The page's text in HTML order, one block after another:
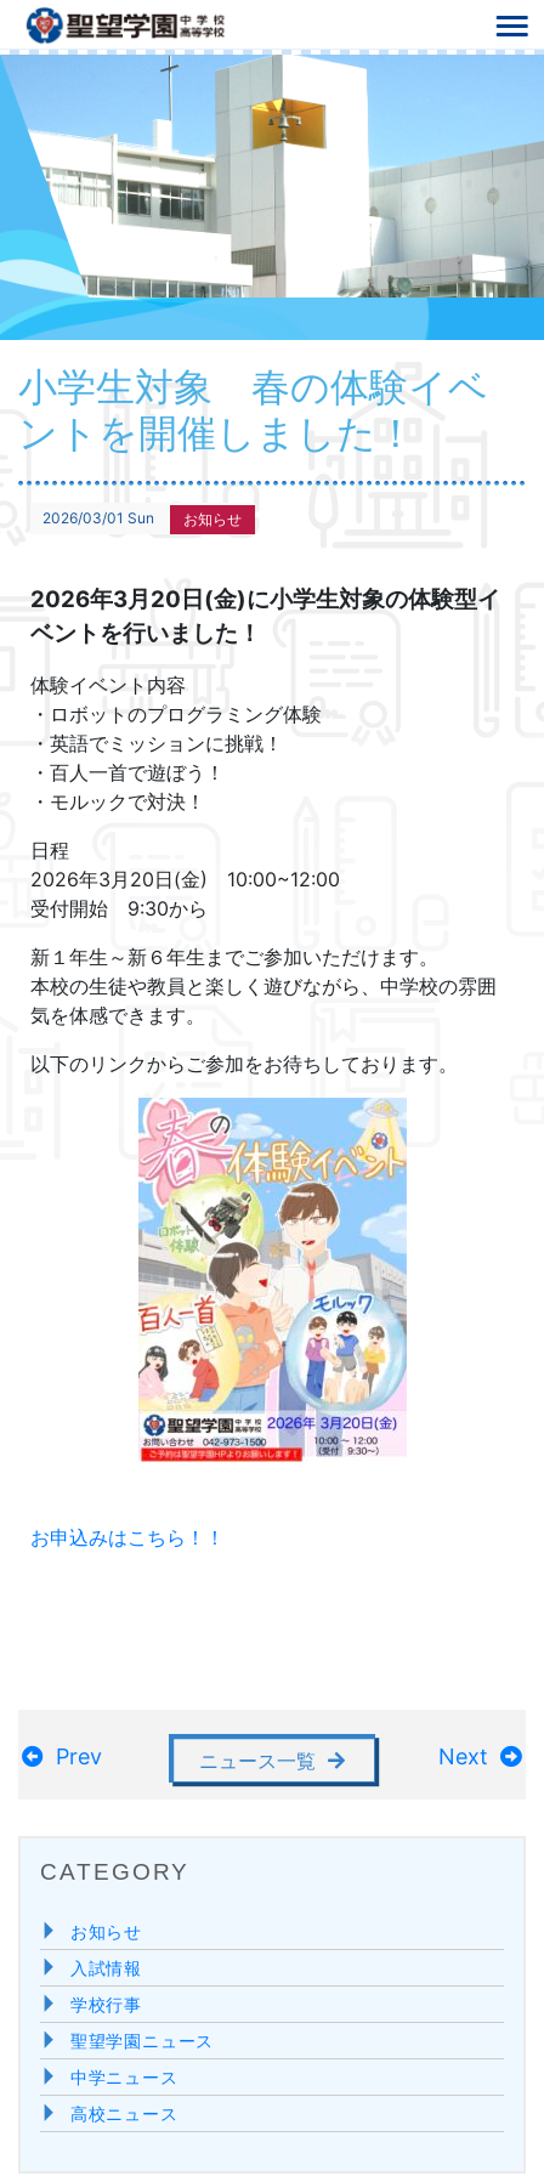
小学生対象 春の体験イベ
ントを開催しました！
2026/03/01 Sun お知らせ
2026年3月20日(金)に小学生対象の体験型イ
ベントを行いました！
体験イベント内容
・ロボットのプログラミング体験
・英語でミッションに挑戦！
・百人一首で遊ぼう！
・モルックで対決！
日程
2026年3月20日(金) 10:00~12:00
受付開始 9:30から
新１年生～新６年生までご参加いただけます。
本校の生徒や教員と楽しく遊びながら、中学校の雰囲
気を体感できます。
以下のリンクからご参加をお待ちしております。
お申込みはこちら！！
Prev ニュース一覧 Next
CATEGORY
お知らせ
入試情報
学校行事
聖望学園ニュース
中学ニュース
高校ニュース